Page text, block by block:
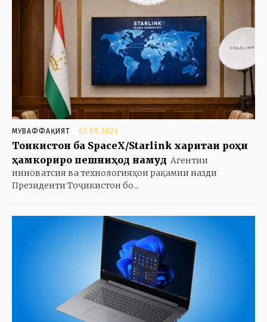
МУВАФФАҚИЯТ 07.08.2026
Тоҷикистон ба SpaceX/Starlink харитаи роҳи
ҳамкориро пешниҳод намуд Агентии
инноватсия ва технологияҳои рақамии назди
Президенти Тоҷикистон бо...